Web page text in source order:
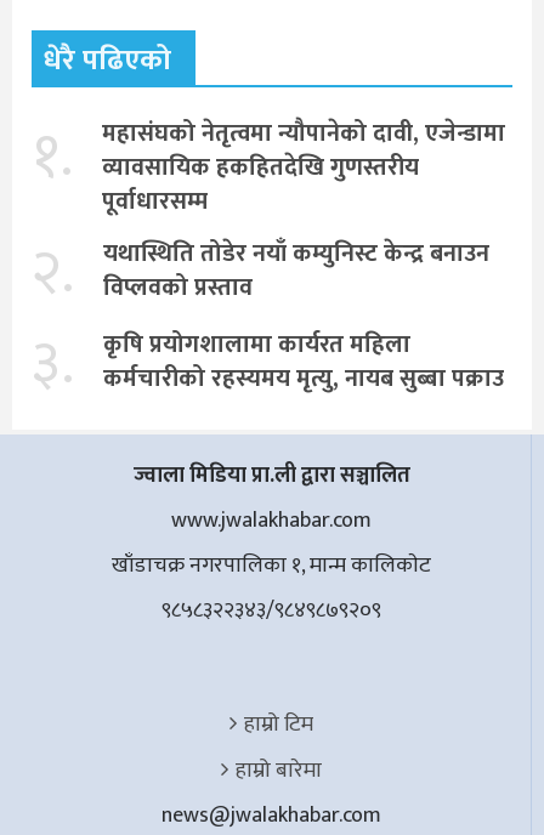
धेरै पढिएको
१.
महासंघको नेतृत्वमा न्यौपानेको दावी, एजेन्डामा
व्यावसायिक हकहितदेखि गुणस्तरीय
पूर्वाधारसम्म
२.
यथास्थिति तोडेर नयाँ कम्युनिस्ट केन्द्र बनाउन
विप्लवको प्रस्ताव
३.
कृषि प्रयोगशालामा कार्यरत महिला
कर्मचारीको रहस्यमय मृत्यु, नायब सुब्बा पक्राउ
ज्वाला मिडिया प्रा.ली द्वारा सञ्चालित
www.jwalakhabar.com
खाँडाचक्र नगरपालिका १, मान्म कालिकाेट
९८५८३२२३४३/९८४९८७९२०९
हाम्रो टिम
हाम्रो बारेमा
news@jwalakhabar.com